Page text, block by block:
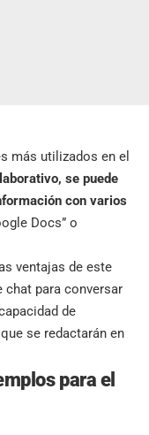
más utilizados en el
se puede
con varios
Docs” o
ventajas de este
chat para conversar
de
se redactarán en
para el